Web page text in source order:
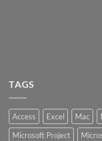
TAGS
Access Excel Mac
Microsoft Project